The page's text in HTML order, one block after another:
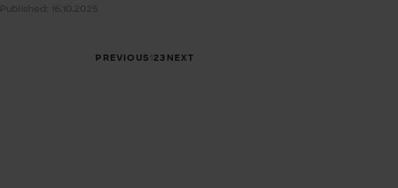
Published: 16.10.2025
Taxonomy paging
PREVIOUS 23 NEXT